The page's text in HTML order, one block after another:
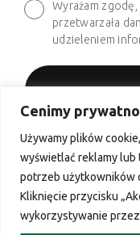
Cenimy
Używamy plików
wyświetlać reklamy
potrzeb użytkowników
Kliknięcie przycisku
wykorzystywanie
Wyrażam zgodę,
przetwarzała
udzieleniem